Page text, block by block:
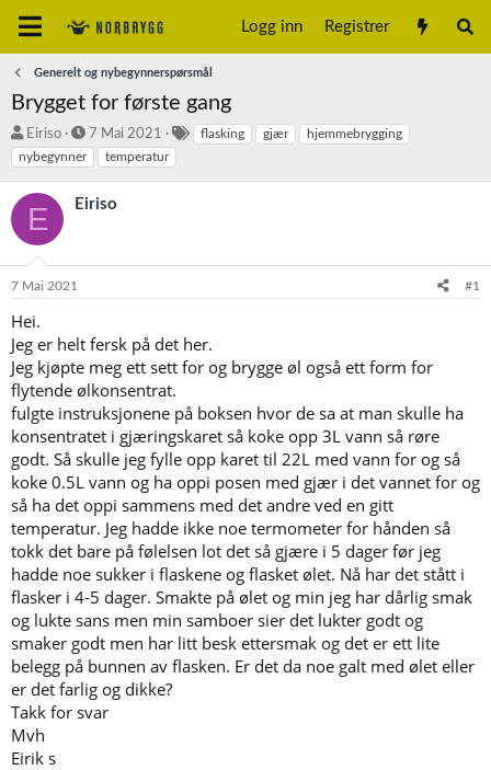
Logg inn Registrer
Generelt og nybegynnerspørsmål
Brygget for første gang
T
r
å
d
s
t
a
r
t
r
Eiriso
S
t
a
t
t
7 Mai 2021
d
flasking gjær
hjemmebrygging
nybegynner
temperatur
E Eiriso
7 Mai 2021 #1
Hei.
Jeg er helt fersk på det her.
Jeg kjøpte meg ett sett for og brygge øl også ett form for
flytende ølkonsentrat.
fulgte instruksjonene på boksen hvor de sa at man skulle ha
konsentratet i gjæringskaret så koke opp 3L vann så røre
godt. Så skulle jeg fylle opp karet til 22L med vann for og så
koke 0.5L vann og ha oppi posen med gjær i det vannet for og
så ha det oppi sammens med det andre ved en gitt
temperatur. Jeg hadde ikke noe termometer for hånden så
tokk det bare på følelsen lot det så gjære i 5 dager før jeg
hadde noe sukker i flaskene og flasket ølet. Nå har det stått i
flasker i 4-5 dager. Smakte på ølet og min jeg har dårlig smak
og lukte sans men min samboer sier det lukter godt og
smaker godt men har litt besk ettersmak og det er ett lite
belegg på bunnen av flasken. Er det da noe galt med ølet eller
er det farlig og dikke?
Takk for svar
Mvh
Eirik s